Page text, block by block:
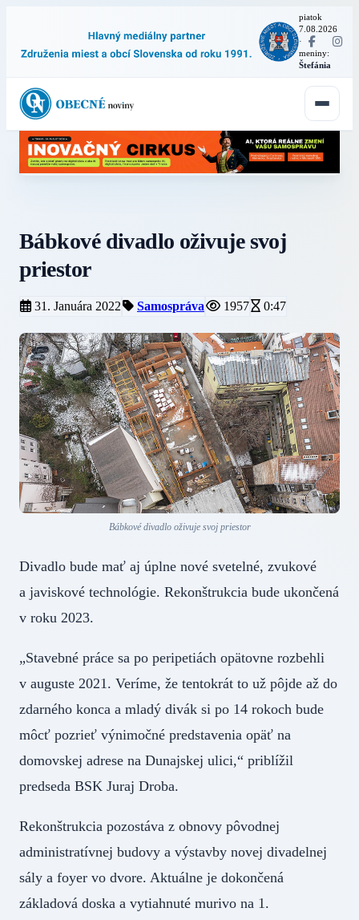
piatok
7.08.2026
·
meniny:
Štefánia
Bábkové divadlo oživuje svoj
priestor
31. Januára 2022 Samospráva 1957 0:47
Bábkové divadlo oživuje svoj priestor
Divadlo bude mať aj úplne nové svetelné, zvukové
a javiskové technológie. Rekonštrukcia bude ukončená
v roku 2023.
„Stavebné práce sa po peripetiách opätovne rozbehli
v auguste 2021. Veríme, že tentokrát to už pôjde až do
zdarného konca a mladý divák si po 14 rokoch bude
môcť pozrieť výnimočné predstavenia opäť na
domovskej adrese na Dunajskej ulici,“ priblížil
predseda BSK Juraj Droba.
Rekonštrukcia pozostáva z obnovy pôvodnej
administratívnej budovy a výstavby novej divadelnej
sály a foyer vo dvore. Aktuálne je dokončená
základová doska a vytiahnuté murivo na 1.